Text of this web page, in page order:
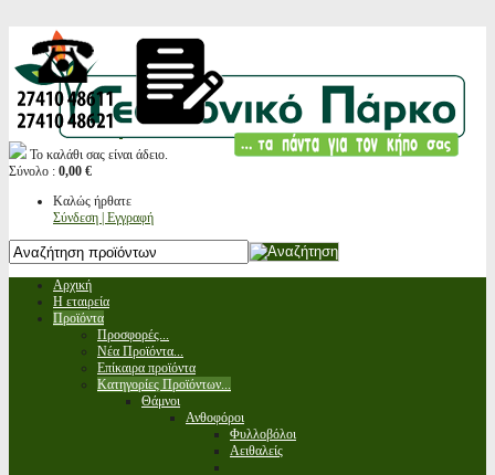
Το καλάθι σας είναι άδειο.
Σύνολο : 0,00 €
Καλώς ήρθατε
Σύνδεση | Εγγραφή
Αρχική
Η εταιρεία
Προϊόντα
Προσφορές...
Νέα Προϊόντα...
Επίκαιρα προϊόντα
Κατηγορίες Προϊόντων...
Θάμνοι
Ανθοφόροι
Φυλλοβόλοι
Αειθαλείς